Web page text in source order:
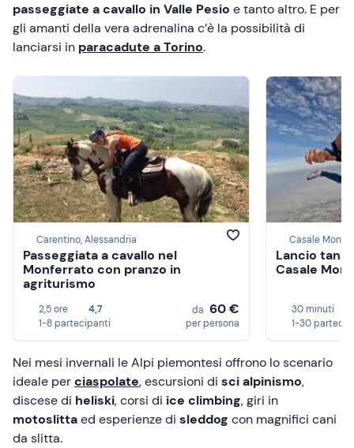
passeggiate a cavallo in Valle Pesio e tanto altro. E per
gli amanti della vera adrenalina c’è la possibilità di
lanciarsi in paracadute a Torino.
Carentino, Alessandria
Passeggiata a cavallo nel
Monferrato con pranzo in
agriturismo
2,5 ore
4,7
1-8 partecipanti
da 60 €
per persona
Casale
Lancio
Casale
30 minuti
1-30
Nei mesi invernali le Alpi piemontesi offrono lo scenario
ideale perciaspolate, escursioni di sci alpinismo,
discese di heliski, corsi di ice climbing, giri in
motoslittaed esperienze di sleddog con magnifici cani
da slitta.